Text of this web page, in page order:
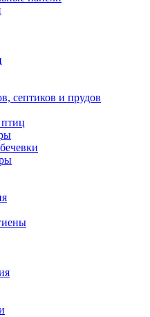
септиков и прудов